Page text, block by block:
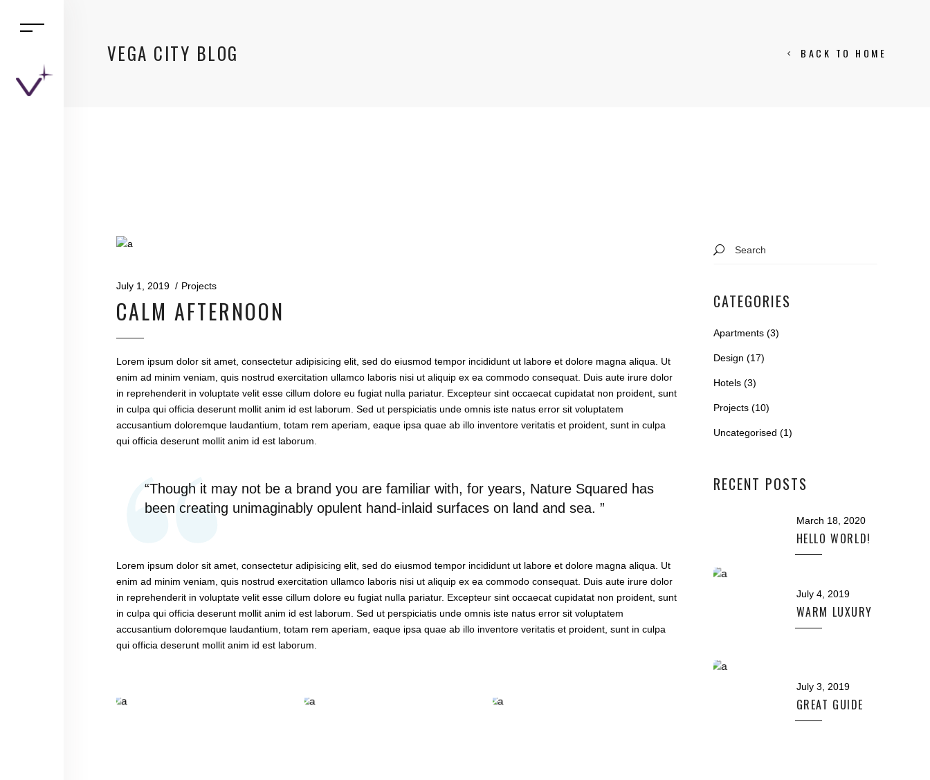
VEGA CITY BLOG BACK TO HOME
July 1, 2019 Projects
CALM AFTERNOON
Lorem ipsum dolor sit amet, consectetur adipisicing elit, sed do eiusmod tempor incididunt ut labore et dolore magna aliqua. Ut
enim ad minim veniam, quis nostrud exercitation ullamco laboris nisi ut aliquip ex ea commodo consequat. Duis aute irure dolor
in reprehenderit in voluptate velit esse cillum dolore eu fugiat nulla pariatur. Excepteur sint occaecat cupidatat non proident, sunt
in culpa qui officia deserunt mollit anim id est laborum. Sed ut perspiciatis unde omnis iste natus error sit voluptatem
accusantium doloremque laudantium, totam rem aperiam, eaque ipsa quae ab illo inventore veritatis et proident, sunt in culpa
qui officia deserunt mollit anim id est laborum.
“Though it may not be a brand you are familiar with, for years, Nature Squared has
been creating unimaginably opulent hand-inlaid surfaces on land and sea. ”
Lorem ipsum dolor sit amet, consectetur adipisicing elit, sed do eiusmod tempor incididunt ut labore et dolore magna aliqua. Ut
enim ad minim veniam, quis nostrud exercitation ullamco laboris nisi ut aliquip ex ea commodo consequat. Duis aute irure dolor
in reprehenderit in voluptate velit esse cillum dolore eu fugiat nulla pariatur. Excepteur sint occaecat cupidatat non proident, sunt
in culpa qui officia deserunt mollit anim id est laborum. Sed ut perspiciatis unde omnis iste natus error sit voluptatem
accusantium doloremque laudantium, totam rem aperiam, eaque ipsa quae ab illo inventore veritatis et proident, sunt in culpa
qui officia deserunt mollit anim id est laborum.
Search
for:
CATEGORIES
Apartments(3)
Design (17)
Hotels(3)
Projects(10)
Uncategorised (1)
RECENT POSTS
March 18, 2020
HELLO WORLD!
July 4, 2019
WARM LUXURY
July 3, 2019
GREAT GUIDE